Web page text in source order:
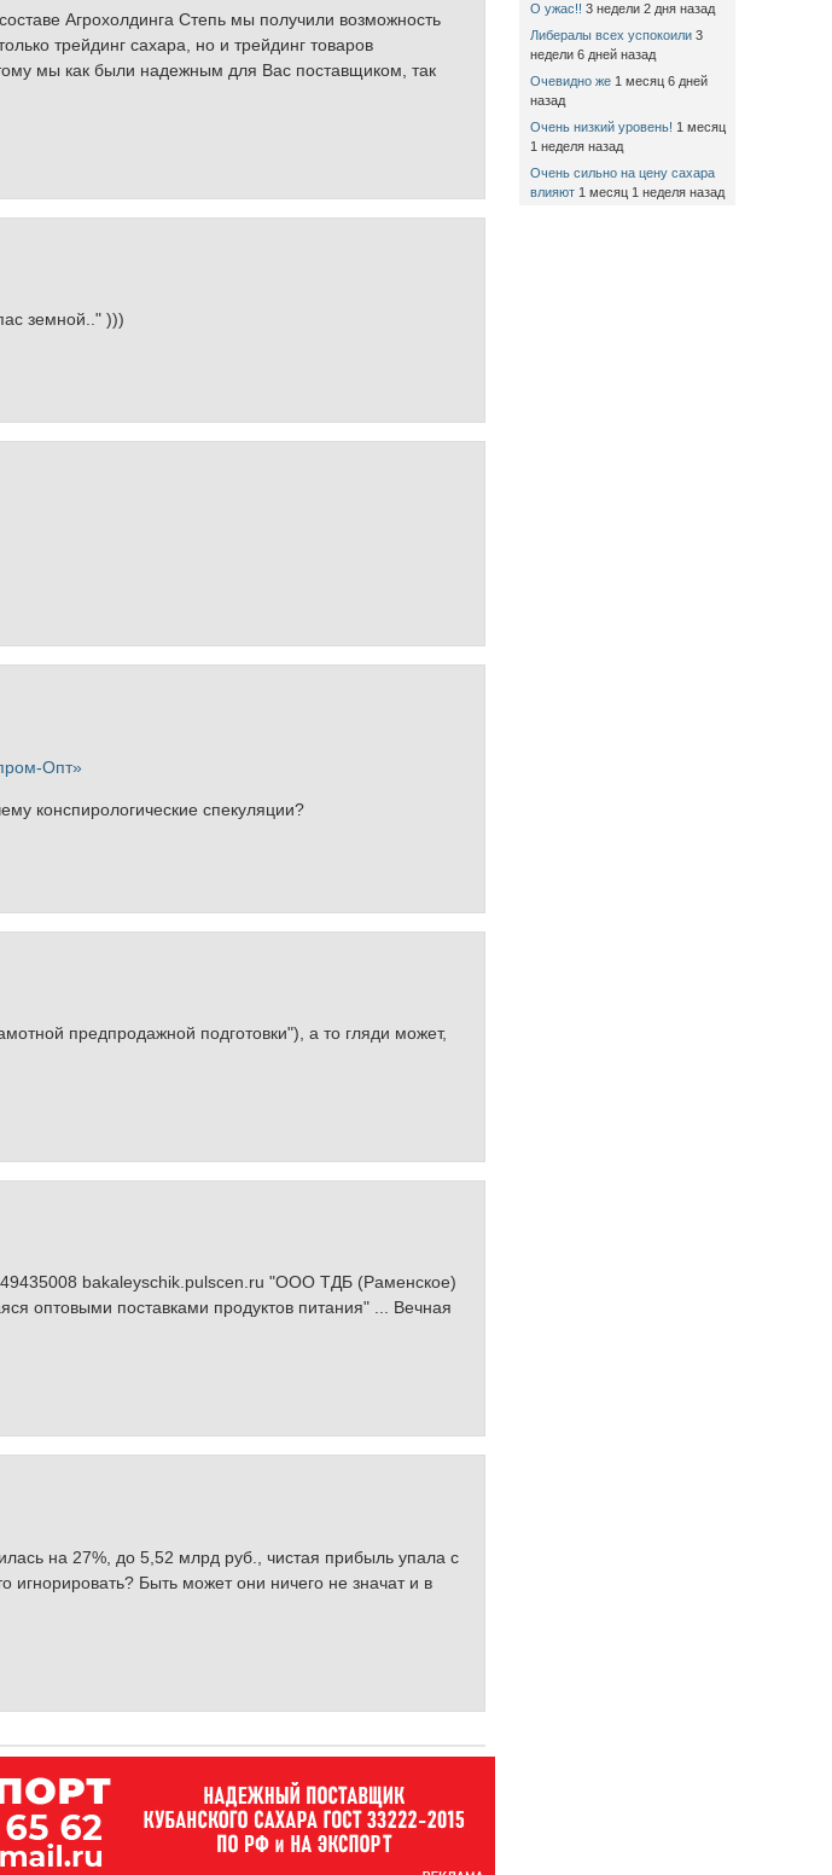
Агрохолдинга Степь мы получили возможность
трейдинг сахара, но и трейдинг товаров
мы как были надежным для Вас поставщиком, так
земной.." )))
Опт»
конспирологические спекуляции?
предпродажной подготовки"), а то гляди может,
bakaleyschik.pulscen.ru "ООО ТДБ (Раменское)
оптовыми поставками продуктов питания" ... Вечная
на 27%, до 5,52 млрд руб., чистая прибыль упала c
Быть может они ничего не значат и в
О ужас!! 3 недели 2 дня назад
Либералы всех успокоили 3
недели 6 дней назад
Очевидно же 1 месяц 6 дней
назад
Очень низкий уровень! 1 месяц
1 неделя назад
Очень сильно на цену сахара
влияют 1 месяц 1 неделя назад